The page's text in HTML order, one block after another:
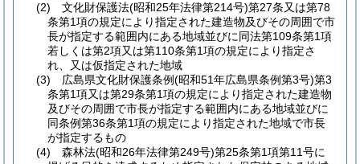
(2)
文化財保護法(昭和25年法律第214号)第27条又は第78
条第1項の規定により指定された建造物及びその周囲で市
長が指定する範囲内にある地域並びに同法第109条第1項
若しくは第2項又は第110条第1項の規定により指定さ
れ、又は仮指定された地域
(3)
広島県文化財保護条例(昭和51年広島県条例第3号)第3
条第1項又は第29条第1項の規定により指定された建造物
及びその周囲で市長が指定する範囲内にある地域並びに
同条例第36条第1項の規定により指定された地域で市長
が指定するもの
(4)
森林法(昭和26年法律第249号)第25条第1項第11号に